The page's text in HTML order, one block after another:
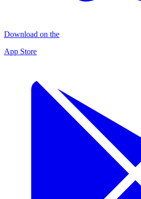
Download on the
App Store